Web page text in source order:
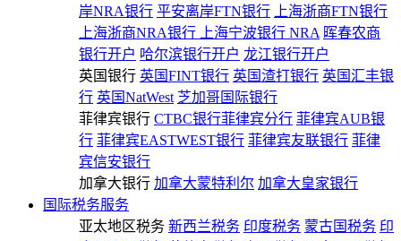
岸NRA银行 平安离岸FTN银行
上海浙商FTN银行
上海浙商NRA银行
上海宁波银行 NRA 晖春农商
银行开户 哈尔滨银行开户 龙江银行开户
英国银行 英国FINT银行 英国渣打银行 英国汇丰银
行 英国NatWest 芝加哥国际银行
菲律宾银行 CTBC银行菲律宾分行 菲律宾AUB银
行 菲律宾EASTWEST银行 菲律宾友联银行 菲律
宾信安银行
加拿大银行 加拿大蒙特利尔 加拿大皇家银行
国际税务服务
亚太地区税务 新西兰税务 印度税务 蒙古国税务 印